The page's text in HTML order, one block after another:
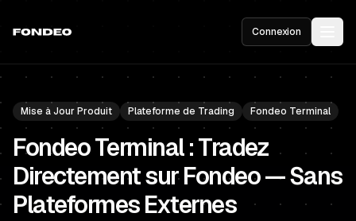
Connexion
Mise à Jour Produit Plateforme de Trading Fondeo Terminal
Fondeo Terminal : Tradez
Directement sur Fondeo — Sans
Plateformes Externes